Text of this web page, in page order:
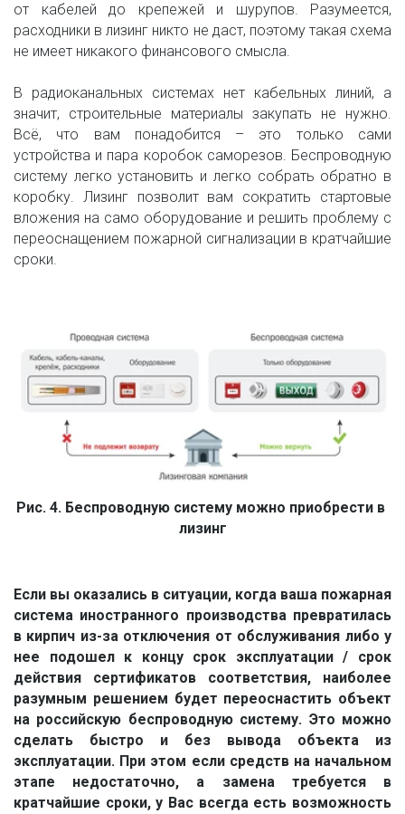
от кабелей до крепежей и шурупов. Разумеется,
расходники в лизинг никто не даст, поэтому такая схема
не имеет никакого финансового смысла.
В радиоканальных системах нет кабельных линий, а
значит, строительные материалы закупать не нужно.
Всё, что вам понадобится – это только сами
устройства и пара коробок саморезов. Беспроводную
систему легко установить и легко собрать обратно в
коробку. Лизинг позволит вам сократить стартовые
вложения на само оборудование и решить проблему с
переоснащением пожарной сигнализации в кратчайшие
сроки.
Рис. 4. Беспроводную систему можно приобрести в
лизинг
Если вы оказались в ситуации, когда ваша пожарная
система иностранного производства превратилась
в кирпич из-за отключения от обслуживания либо у
нее подошел к концу срок эксплуатации / срок
действия сертификатов соответствия, наиболее
разумным решением будет переоснастить объект
на российскую беспроводную систему. Это можно
сделать быстро и без вывода объекта из
эксплуатации. При этом если средств на начальном
этапе недостаточно, а замена требуется в
кратчайшие сроки, у Вас всегда есть возможность